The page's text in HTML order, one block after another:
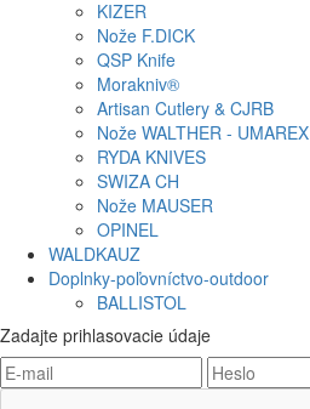
KIZER
Nože F.DICK
QSP Knife
Morakniv®
Artisan Cutlery & CJRB
Nože WALTHER - UMAREX
RYDA KNIVES
SWIZA CH
Nože MAUSER
OPINEL
WALDKAUZ
Doplnky-poľovníctvo-outdoor
BALLISTOL
Zadajte prihlasovacie údaje